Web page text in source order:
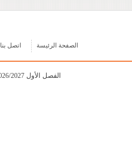
اتصل بنا الصفحة الرئيسة
الفصل الأول 2026/2027